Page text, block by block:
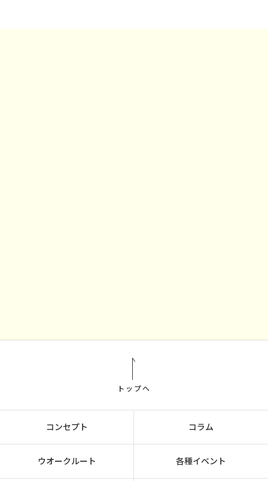
トップへ
コンセプト コラム
ウオークルート 各種イベント